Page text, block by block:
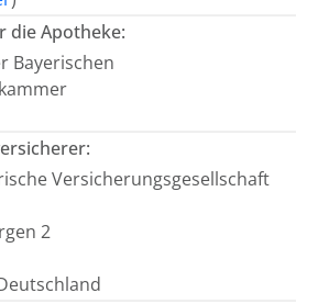
die Apotheke:
Bayerischen
Versicherungsgesellschaft
2